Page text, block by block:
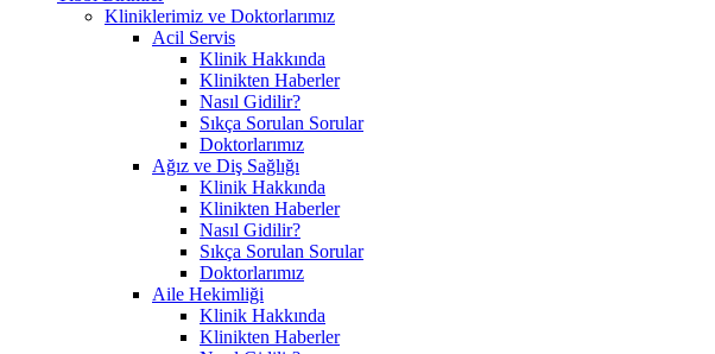
Kliniklerimiz ve Doktorlarımız
Acil Servis
Klinik Hakkında
Klinikten Haberler
Nasıl Gidilir?
Sıkça Sorulan Sorular
Doktorlarımız
Ağız ve Diş Sağlığı
Klinik Hakkında
Klinikten Haberler
Nasıl Gidilir?
Sıkça Sorulan Sorular
Doktorlarımız
Aile Hekimliği
Klinik Hakkında
Klinikten Haberler